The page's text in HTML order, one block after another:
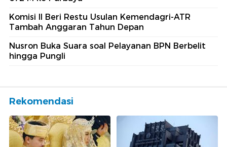
Komisi II Beri Restu Usulan Kemendagri-ATR
Tambah Anggaran Tahun Depan
Nusron Buka Suara soal Pelayanan BPN Berbelit
hingga Pungli
Rekomendasi